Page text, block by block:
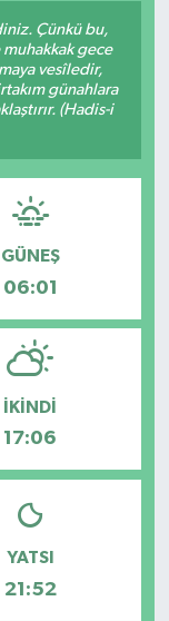
Çünkü bu,
gece
vesîledir,
günahlara
(Hadis-i
GÜNEŞ
06:01
İKINDI
17:06
YATSI
21:52